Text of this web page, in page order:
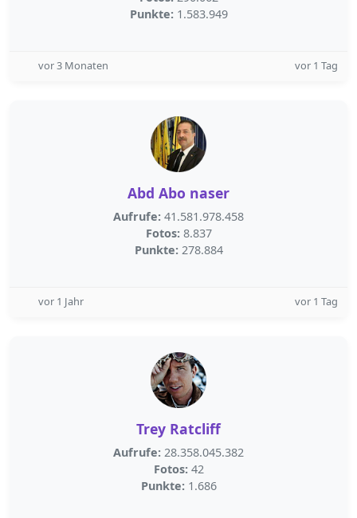
Punkte: 1.583.949
vor 3 Monaten vor 1 Tag
Abd Abo naser
Aufrufe: 41.581.978.458
Fotos: 8.837
Punkte: 278.884
vor 1 Jahr vor 1 Tag
Trey Ratcliff
Aufrufe: 28.358.045.382
Fotos: 42
Punkte: 1.686